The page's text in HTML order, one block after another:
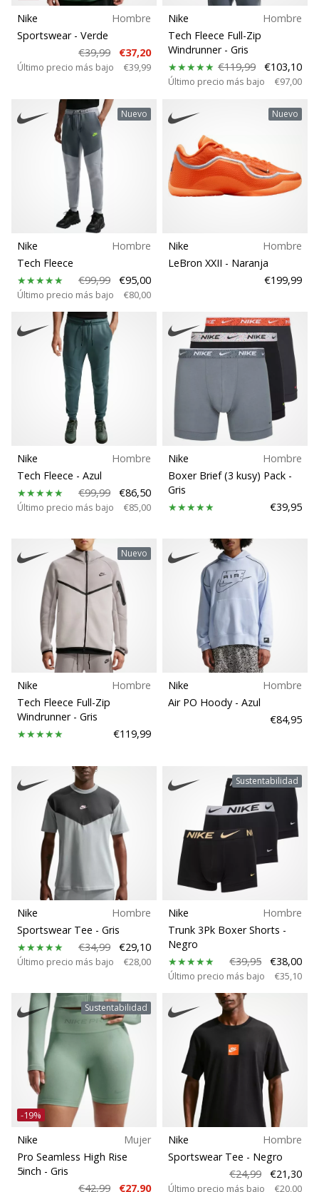
Sustentabilidad
Calidades
Terreno
Tipo de carrera
Tipo de zapatillas
Peso
Nike
Hombre
Sportswear - Verde
€39,99
€37,20
Último precio más bajo €39,99
Nike
Hombre
Tech Fleece Full-Zip
Windrunner - Gris
€119,99
€103,10
Último precio más bajo €97,00
Nuevo
Nike
Hombre
Tech Fleece
€99,99
€95,00
Último precio más bajo €80,00
Nuevo
Nike
Hombre
LeBron XXII - Naranja
€199,99
Nike
Hombre
Tech Fleece - Azul
€99,99
€86,50
Último precio más bajo €85,00
Nike
Hombre
Boxer Brief (3 kusy) Pack -
Gris
€39,95
Nuevo
Nike
Hombre
Tech Fleece Full-Zip
Windrunner - Gris
€119,99
Nike
Hombre
Air PO Hoody - Azul
€84,95
Nike
Hombre
Sportswear Tee - Gris
€34,99
€29,10
Último precio más bajo €28,00
Sustentabilidad
Nike
Hombre
Trunk 3Pk Boxer Shorts -
Negro
€39,95
€38,00
Último precio más bajo €35,10
Sustentabilidad
-19%
Nike
Mujer
Pro Seamless High Rise
5inch - Gris
€42,99
€27,90
Nike
Hombre
Sportswear Tee - Negro
€24,99
€21,30
Último precio más bajo €20,00